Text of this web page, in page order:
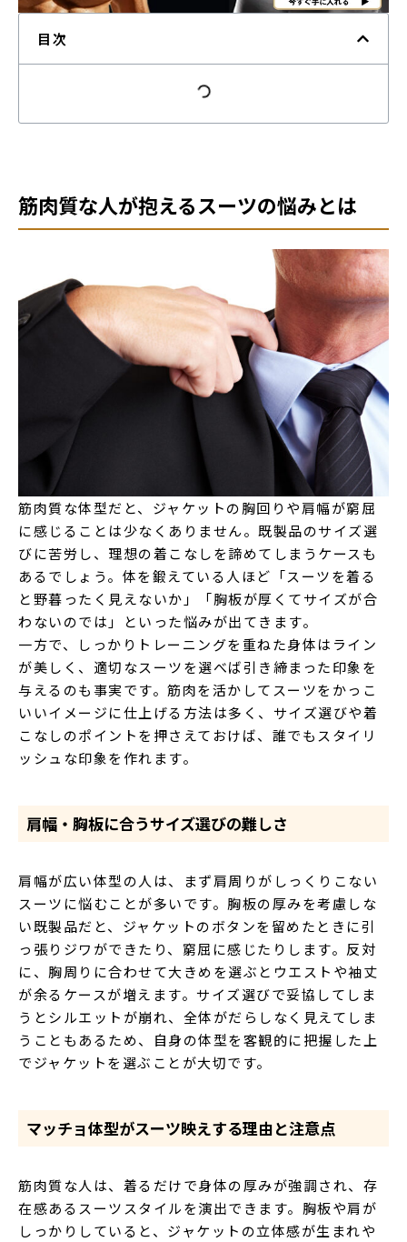
目次
筋肉質な人が抱えるスーツの悩みとは
筋肉質な体型だと、ジャケットの胸回りや肩幅が窮屈
に感じることは少なくありません。既製品のサイズ選
びに苦労し、理想の着こなしを諦めてしまうケースも
あるでしょう。体を鍛えている人ほど「スーツを着る
と野暮ったく見えないか」「胸板が厚くてサイズが合
わないのでは」といった悩みが出てきます。
一方で、しっかりトレーニングを重ねた身体はライン
が美しく、適切なスーツを選べば引き締まった印象を
与えるのも事実です。筋肉を活かしてスーツをかっこ
いいイメージに仕上げる方法は多く、サイズ選びや着
こなしのポイントを押さえておけば、誰でもスタイリ
ッシュな印象を作れます。
肩幅・胸板に合うサイズ選びの難しさ
肩幅が広い体型の人は、まず肩周りがしっくりこない
スーツに悩むことが多いです。胸板の厚みを考慮しな
い既製品だと、ジャケットのボタンを留めたときに引
っ張りジワができたり、窮屈に感じたりします。反対
に、胸周りに合わせて大きめを選ぶとウエストや袖丈
が余るケースが増えます。サイズ選びで妥協してしま
うとシルエットが崩れ、全体がだらしなく見えてしま
うこともあるため、自身の体型を客観的に把握した上
でジャケットを選ぶことが大切です。
マッチョ体型がスーツ映えする理由と注意点
筋肉質な人は、着るだけで身体の厚みが強調され、存
在感あるスーツスタイルを演出できます。胸板や肩が
しっかりしていると、ジャケットの立体感が生まれや